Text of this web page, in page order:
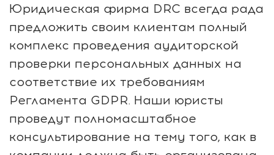
Юридическая фирма DRC всегда рада
предложить своим клиентам полный
комплекс проведения аудиторской
проверки персональных данных на
соответствие их требованиям
Регламента GDPR. Наши юристы
проведут полномасштабное
консультирование на тему того, как в